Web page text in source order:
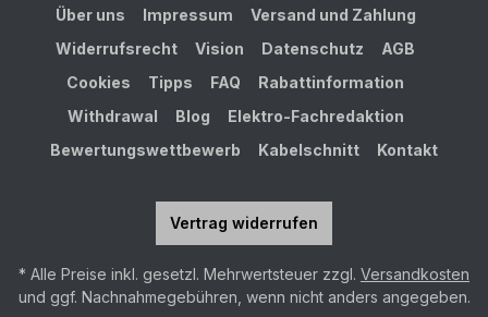
Über uns Impressum
Versand und Zahlung
Widerrufsrecht
Vision Datenschutz
AGB
Cookies
Tipps FAQ
Rabattinformation
Withdrawal
Blog
Elektro-Fachredaktion
Bewertungswettbewerb
Kabelschnitt Kontakt
Vertrag widerrufen
* Alle Preise inkl. gesetzl. Mehrwertsteuer zzgl. Versandkosten
und ggf. Nachnahmegebühren, wenn nicht anders angegeben.